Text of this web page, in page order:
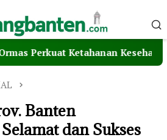
Ketahanan Kesehatan
Banten
dan Sukses